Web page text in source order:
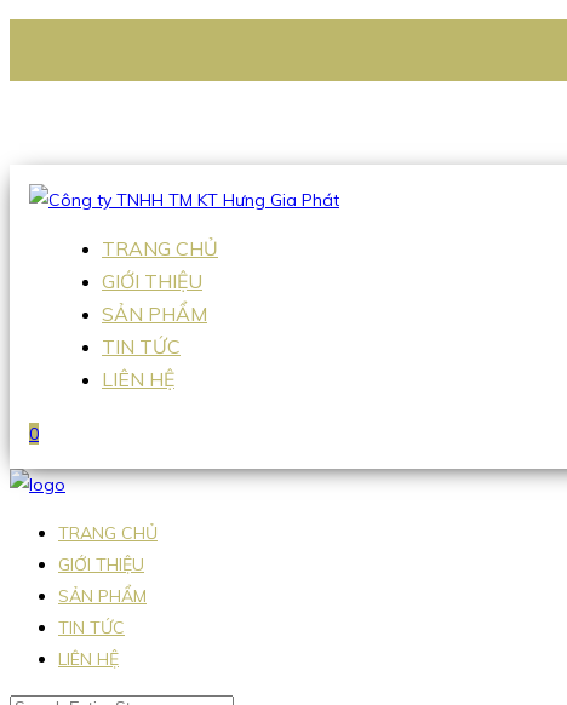
Hotline:0938 336 079
TRANG CHỦ
GIỚI THIỆU
SẢN PHẨM
TIN TỨC
LIÊN HỆ
0
TRANG CHỦ
GIỚI THIỆU
SẢN PHẨM
TIN TỨC
LIÊN HỆ